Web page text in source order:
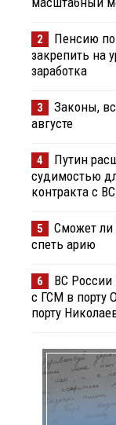
2
Пенсию по
закрепить на
заработка
3
Законы,
августе
4
Путин
судимостью
контракта с
5
Сможет ли
спеть арию
6
ВС России
с ГСМ в порту
порту